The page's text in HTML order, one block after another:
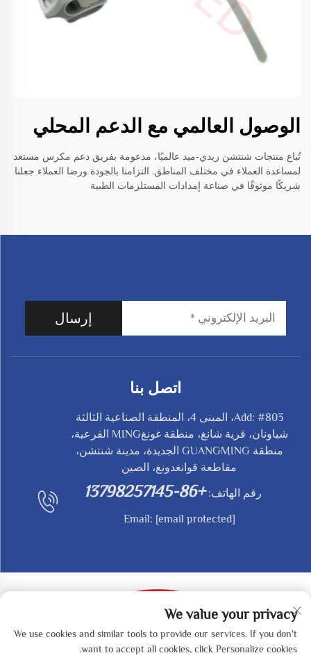
الوصول العالمي مع الدعم المحلي
تُباع منتجات شنتشن ريدي-ميد عالميًا، مدعومة بفريق دعم مكرس مستعد
لمساعدة العملاء في مختلف المناطق. التزامنا بالجودة ورضا العملاء جعلنا
شريكًا موثوقًا في صناعة إمدادات المستلزمات الطبية
إرسال
اتصل بنا
Add: #803، المبنى 4، المنطقة الصناعية الثالثة
شياونان، قرية شانغ، منطقة غونغMING الفرعية،
منطقة GUANGMING الجديدة، مدينة شنتشن،
مقاطعة قوانغدونغ، الصين
رقم الهاتف: +86-13798257145
Email: [email protected]
حقوق النشر © 2025 بواسطة SHENZHEN REDY-MED
TECHNOLOGY CO.,LTD -
سياسة الخصوصية
We value your privacy
We use cookies and similar tools to provide our services. If you don't
want to accept all cookies, click Personalize cookies.